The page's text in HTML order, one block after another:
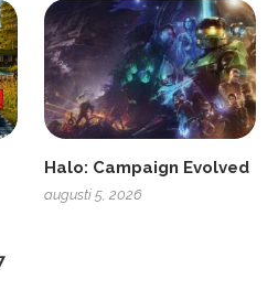
Halo: Campaign Evolved
augusti 5, 2026